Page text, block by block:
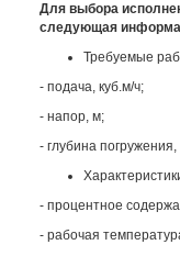
Для выбора
следующая
Требуемые
- подача, куб.м/ч;
- напор, м;
- глубина
- процентное
- рабочая